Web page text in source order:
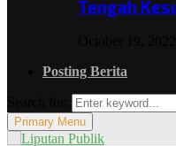
Tengah
Posting Berita
Primary Menu